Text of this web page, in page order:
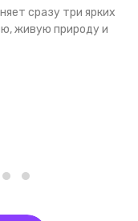
сразу три ярких
живую природу и